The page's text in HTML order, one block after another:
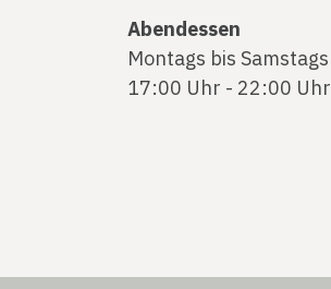
Abendessen
Montags bis Samstags
17:00 Uhr - 22:00 Uhr